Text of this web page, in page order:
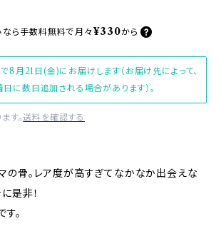
なら 手数料無料で 月々¥330から
8月21日(金)にお届けします（お届け先によって、
に数日追加される場合があります）。
す。送料を確認する
骨。レア度が高すぎてなかなか出会えな
是非！
。